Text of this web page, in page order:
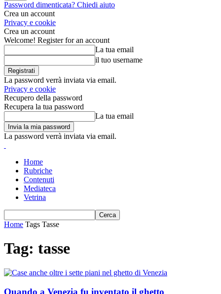
Password dimenticata? Chiedi aiuto
Crea un account
Privacy e cookie
Crea un account
Welcome! Register for an account
La tua email
il tuo username
La password verrà inviata via email.
Privacy e cookie
Recupero della password
Recupera la tua password
La tua email
La password verrà inviata via email.
Home
Rubriche
Contenuti
Mediateca
Vetrina
Home Tags Tasse
Tag: tasse
Quando a Venezia fu inventato il ghetto